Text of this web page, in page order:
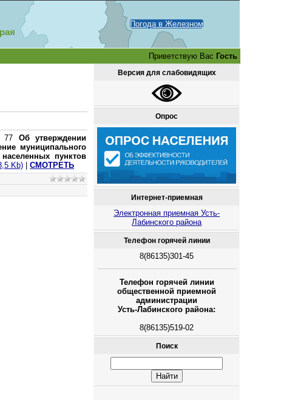
Погода в Железном
Приветствую Вас Гость
77 Об утверждении
муниципального
пунктов
Kb) СМОТРЕТЬ
Версия для слабовидящих
Опрос
Интернет-приемная
Электронная приемная Усть-
Лабинского района
Телефон горячей линии
8(86135)301-45
Телефон горячей линии
общественной приемной
администрации
Усть-Лабинского района:
8(86135)519-02
Поиск